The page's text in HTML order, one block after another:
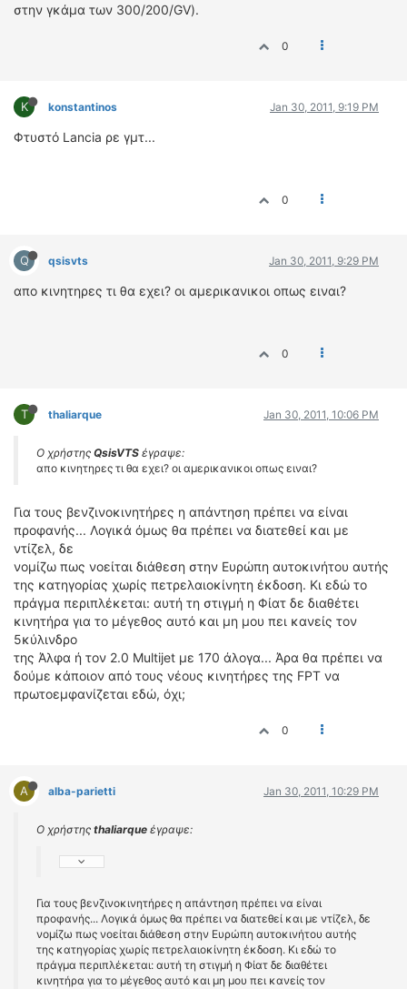
στην γκάμα των 300/200/GV).
0
K konstantinos Jan 30, 2011, 9:19 PM
Φτυστό Lancia ρε γμτ...
0
Q qsisvts Jan 30, 2011, 9:29 PM
απο κινητηρες τι θα εχει? οι αμερικανικοι οπως ειναι?
0
T thaliarque Jan 30, 2011, 10:06 PM
Ο χρήστης QsisVTS έγραψε:
απο κινητηρες τι θα εχει? οι αμερικανικοι οπως ειναι?
Για τους βενζινοκινητήρες η απάντηση πρέπει να είναι
προφανής... Λογικά όμως θα πρέπει να διατεθεί και με
ντίζελ, δε
νομίζω πως νοείται διάθεση στην Ευρώπη αυτοκινήτου αυτής
της κατηγορίας χωρίς πετρελαιοκίνητη έκδοση. Κι εδώ το
πράγμα περιπλέκεται: αυτή τη στιγμή η Φίατ δε διαθέτει
κινητήρα για το μέγεθος αυτό και μη μου πει κανείς τον
5κύλινδρο
της Άλφα ή τον 2.0 Multijet με 170 άλογα... Άρα θα πρέπει να
δούμε κάποιον από τους νέους κινητήρες της FPT να
πρωτοεμφανίζεται εδώ, όχι;
0
A alba-parietti Jan 30, 2011, 10:29 PM
Ο χρήστης thaliarque έγραψε:
Για τους βενζινοκινητήρες η απάντηση πρέπει να είναι
προφανής... Λογικά όμως θα πρέπει να διατεθεί και με ντίζελ, δε
νομίζω πως νοείται διάθεση στην Ευρώπη αυτοκινήτου αυτής
της κατηγορίας χωρίς πετρελαιοκίνητη έκδοση. Κι εδώ το
πράγμα περιπλέκεται: αυτή τη στιγμή η Φίατ δε διαθέτει
κινητήρα για το μέγεθος αυτό και μη μου πει κανείς τον